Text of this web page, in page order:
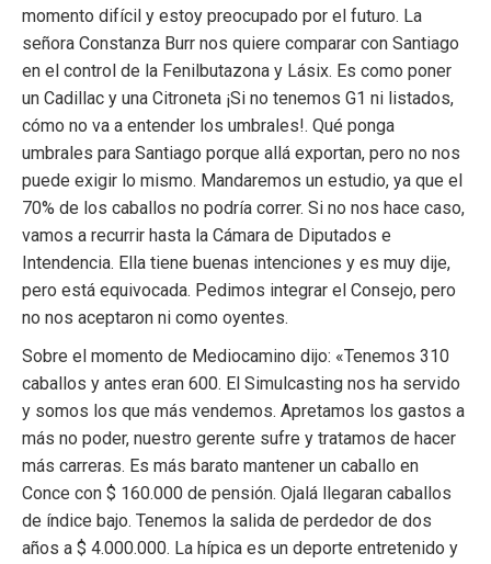
momento difícil y estoy preocupado por el futuro. La
señora Constanza Burr nos quiere comparar con Santiago
en el control de la Fenilbutazona y Lásix. Es como poner
un Cadillac y una Citroneta ¡Si no tenemos G1 ni listados,
cómo no va a entender los umbrales!. Qué ponga
umbrales para Santiago porque allá exportan, pero no nos
puede exigir lo mismo. Mandaremos un estudio, ya que el
70% de los caballos no podría correr. Si no nos hace caso,
vamos a recurrir hasta la Cámara de Diputados e
Intendencia. Ella tiene buenas intenciones y es muy dije,
pero está equivocada. Pedimos integrar el Consejo, pero
no nos aceptaron ni como oyentes.
Sobre el momento de Mediocamino dijo: «Tenemos 310
caballos y antes eran 600. El Simulcasting nos ha servido
y somos los que más vendemos. Apretamos los gastos a
más no poder, nuestro gerente sufre y tratamos de hacer
más carreras. Es más barato mantener un caballo en
Conce con $ 160.000 de pensión. Ojalá llegaran caballos
de índice bajo. Tenemos la salida de perdedor de dos
años a $ 4.000.000. La hípica es un deporte entretenido y